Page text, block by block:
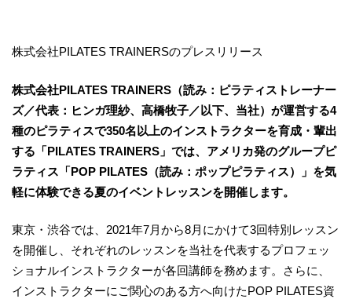
株式会社PILATES TRAINERSのプレスリリース
株式会社PILATES TRAINERS（読み：ピラティストレーナー
ズ／代表：ヒンガ理紗、高橋牧子／以下、当社）が運営する4
種のピラティスで350名以上のインストラクターを育成・輩出
する「PILATES TRAINERS」では、アメリカ発のグループピ
ラティス「POP PILATES（読み：ポップピラティス）」を気
軽に体験できる夏のイベントレッスンを開催します。
東京・渋谷では、2021年7月から8月にかけて3回特別レッスン
を開催し、それぞれのレッスンを当社を代表するプロフェッ
ショナルインストラクターが各回講師を務めます。さらに、
インストラクターにご関心のある方へ向けたPOP PILATES資